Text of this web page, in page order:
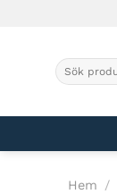
Sök
efter:
Hem /